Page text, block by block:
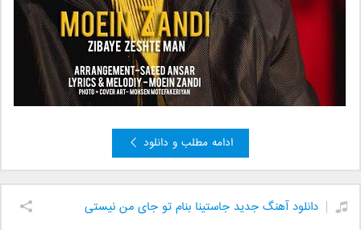
ادامه مطلب و دانلود
دانلود آهنگ جدید جاستینا بنام تو جای من نیستی